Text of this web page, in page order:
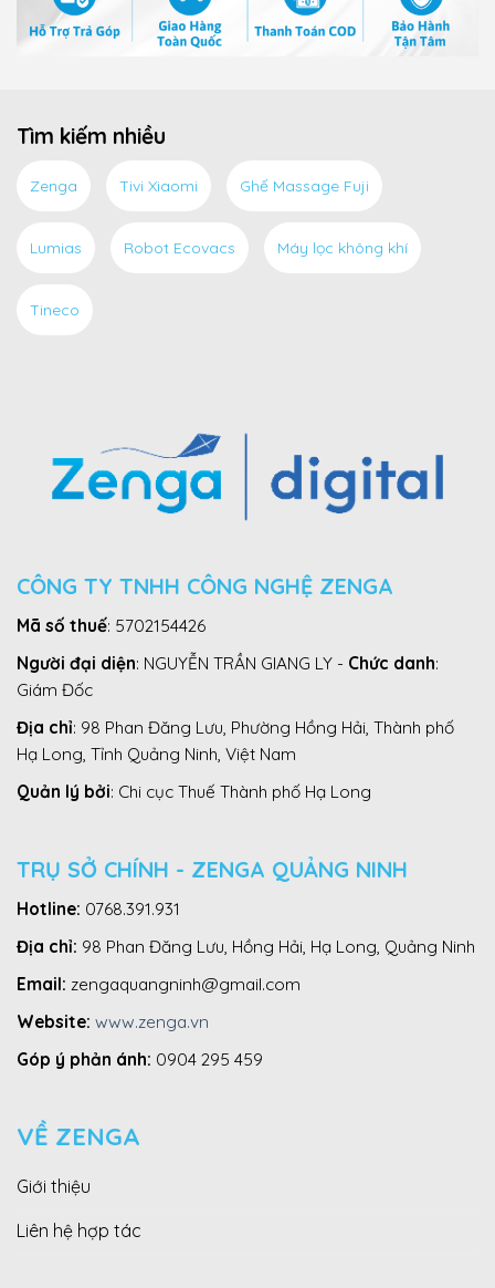
Tìm kiếm nhiều
Zenga Tivi Xiaomi Ghế Massage Fuji
Lumias Robot Ecovacs Máy lọc không khí
Tineco
CÔNG TY TNHH CÔNG NGHỆ ZENGA
Mã số thuế: 5702154426
Người đại diện: NGUYỄN TRẦN GIANG LY - Chức danh:
Giám Đốc
Địa chỉ: 98 Phan Đăng Lưu, Phường Hồng Hải, Thành phố
Hạ Long, Tỉnh Quảng Ninh, Việt Nam
Quản lý bởi: Chi cục Thuế Thành phố Hạ Long
TRỤ SỞ CHÍNH - ZENGA QUẢNG NINH
Hotline: 0768.391.931
Địa chỉ: 98 Phan Đăng Lưu, Hồng Hải, Hạ Long, Quảng Ninh
Email: zengaquangninh@gmail.com
Website: www.zenga.vn
Góp ý phản ánh: 0904 295 459
VỀ ZENGA
Giới thiệu
Liên hệ hợp tác